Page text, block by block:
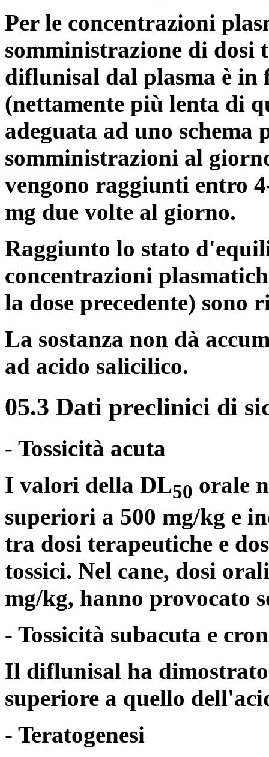
Per le concentrazioni
somministrazione di dosi
diflunisal dal plasma è in
(nettamente più lenta di
adeguata ad uno schema
somministrazioni al
vengono raggiunti entro
mg due volte al giorno.
Raggiunto lo stato
concentrazioni
la dose precedente) sono
La sostanza non dà
ad acido salicilico.
05.3 Dati preclinici di
- Tossicità acuta
I valori della DL50 orale
superiori a 500 mg/kg e
tra dosi terapeutiche e
tossici. Nel cane, dosi
mg/kg, hanno provocato
- Tossicità subacuta e
Il diflunisal ha
superiore a quello
- Teratogenesi